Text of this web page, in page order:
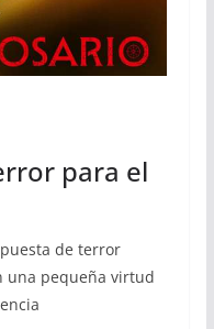
para el
de terror
una pequeña virtud